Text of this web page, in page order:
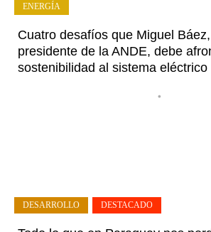
Cuatro desafíos que Miguel
presidente de la ANDE, debe
sostenibilidad al sistema eléctrico
•
ENERGÍA
DESARROLLO DESTACADO